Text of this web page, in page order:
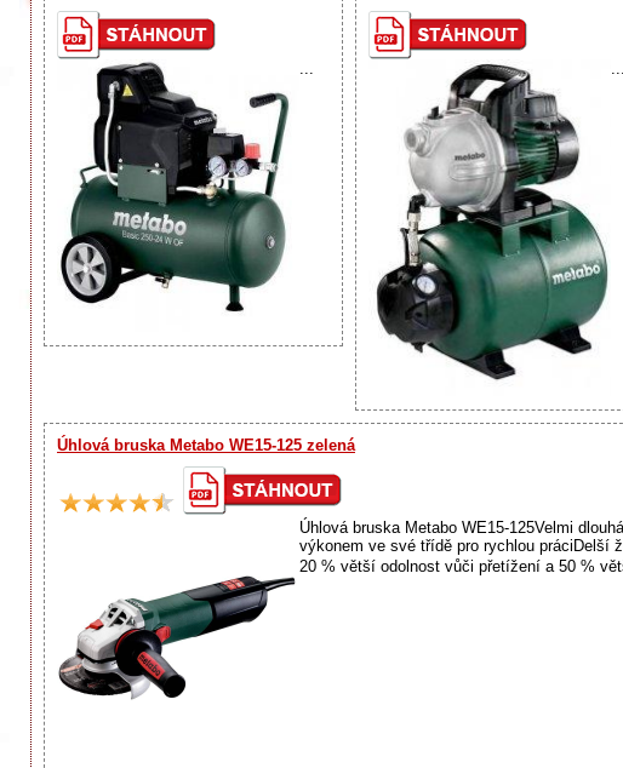
Úhlová bruska Metabo WE15-125 zelená
Úhlová bruska Metabo WE15-125Velmi
výkonem ve své třídě pro rychlou práciDelší
20 % větší odolnost vůči přetížení a 50 %